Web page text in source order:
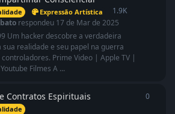
Expressão Artística
respondeu 17 de Mar de 2025
1.9K
Um hacker descobre a verdadeira
sua realidade e seu papel na guerra
Prime Video | Apple TV |
Filmes A ...
Contratos Espirituais 0